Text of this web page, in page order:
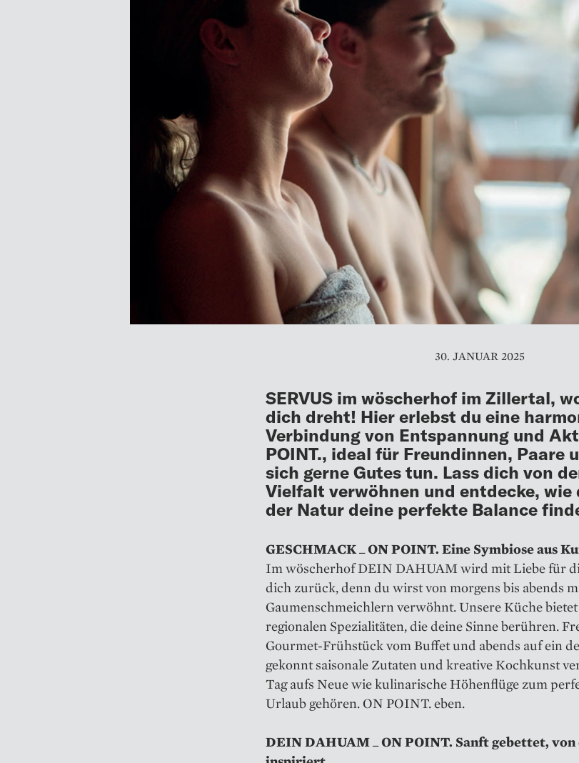
30. JANUAR 2025
SERVUS im wöscherhof im Zillertal,
dich dreht! Hier erlebst du eine
Verbindung von Entspannung und
POINT., ideal für Freundinnen, Paare
sich gerne Gutes tun. Lass dich von
Vielfalt verwöhnen und entdecke, wie
der Natur deine perfekte Balance
GESCHMACK _ ON POINT. Eine Symbiose aus
Im wöscherhof DEIN DAHUAM wird mit Liebe für
dich zurück, denn du wirst von morgens bis abends
Gaumenschmeichlern verwöhnt. Unsere Küche
regionalen Spezialitäten, die deine Sinne berühren.
Gourmet-Frühstück vom Buffet und abends auf ein
gekonnt saisonale Zutaten und kreative Kochkunst
Tag aufs Neue wie kulinarische Höhenflüge zum
Urlaub gehören. ON POINT. eben.
DEIN DAHUAM _ ON POINT. Sanft gebettet,